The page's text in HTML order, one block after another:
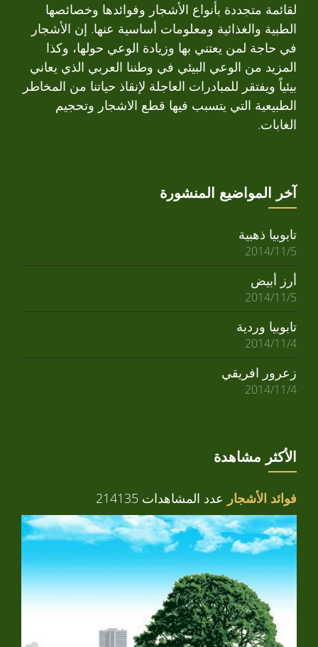
لقائمة متجددة بأنواع الأشجار وفوائدها وخصائصها
الطبية والغذائية ومعلومات أساسية عنها. إن الأشجار
في حاجة لمن يعتني بها وزيادة الوعي حولها، وكذا
المزيد من الوعي البيئي في وطننا العربي الذي يعاني
بيئياً ويفتقر للمبادرات العاجلة لإنقاذ حياتنا من المخاطر
الطبيعية التي يتسبب فيها قطع الاشجار وتحجيم
الغابات.
آخر المواضيع المنشورة
تابوبيا ذهبية
2014/11/5
أرز أبيض
2014/11/5
تابوبيا وردية
2014/11/4
زعرور افريقي
2014/11/4
الأكثر مشاهدة
فوائد الأشجار عدد المشاهدات 214135